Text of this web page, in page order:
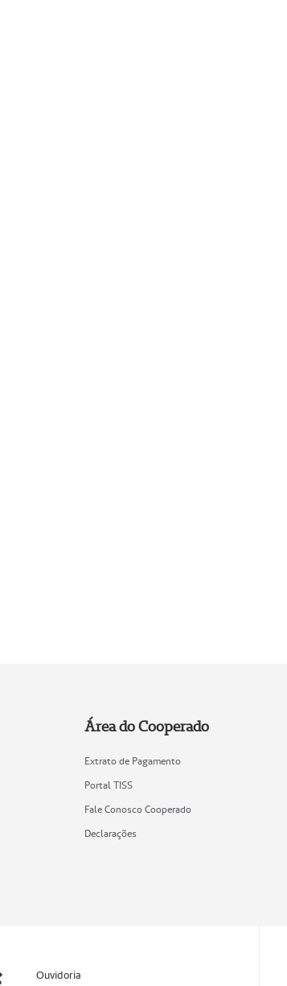
Área do Cooperado
Extrato de Pagamento
Portal TISS
Fale Conosco Cooperado
Declarações
Ouvidoria